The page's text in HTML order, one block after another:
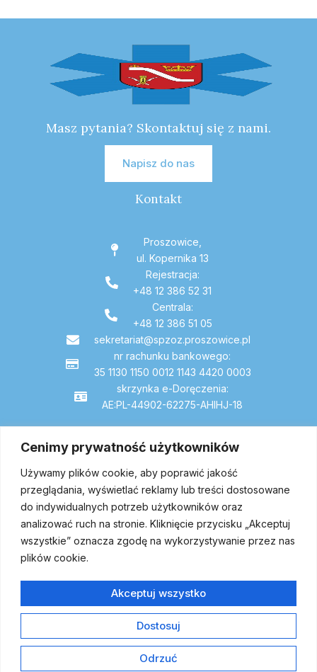
Cenimy prywatność użytkowników
Używamy plików cookie, aby poprawić jakość
przeglądania, wyświetlać reklamy lub treści dostosowane
do indywidualnych potrzeb użytkowników oraz
analizować ruch na stronie. Kliknięcie przycisku „Akceptuj
wszystkie” oznacza zgodę na wykorzystywanie przez nas
plików cookie.
Dostosuj
Odrzuć
Akceptuj wszystko
Masz pytania? Skontaktuj się z nami.
Napisz do nas
Kontakt
Proszowice,
ul. Kopernika 13
Rejestracja:
+48 12 386 52 31
Centrala:
+48 12 386 51 05
sekretariat@spzoz.proszowice.pl
nr rachunku bankowego:
35 1130 1150 0012 1143 4420 0003
skrzynka e-Doręczenia:
AE:PL-44902-62275-AHIHJ-18
Dojazd
Copyright © 2024 | All Rights Reserved by Szpial w Proszowicach